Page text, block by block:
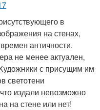
в
на стенах,
античности.
не менее актуален,
с присущим им
светотени
издали невозможно
на стене или нет!